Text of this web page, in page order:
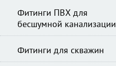
Фитинги ПВХ для
бесшумной канализации
Фитинги для скважин